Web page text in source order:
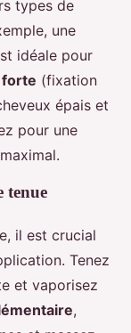
types de
une
idéale pour
forte (fixation
épais et
pour une
tenue
il est crucial
Tenez
et vaporisez
,